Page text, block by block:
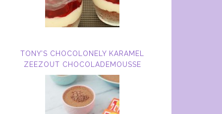
TONY’S CHOCOLONELY KARAMEL
ZEEZOUT CHOCOLADEMOUSSE